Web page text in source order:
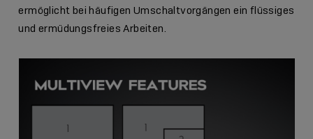
ermöglicht bei häufigen Umschaltvorgängen ein flüssiges
und ermüdungsfreies Arbeiten.